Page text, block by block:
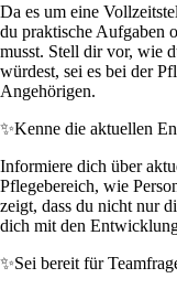
Da es um eine
du praktische Aufgaben
musst. Stell dir vor, wie
würdest, sei es bei der
Angehörigen.
✨Kenne die aktuellen
Informiere dich über
Pflegebereich, wie
zeigt, dass du nicht nur
dich mit den
✨Sei bereit für